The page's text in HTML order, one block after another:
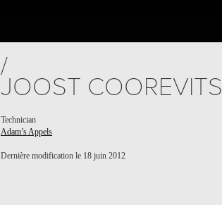
/
JOOST COOREVITS
Technician
Adam’s Appels
Dernière modification le 18 juin 2012